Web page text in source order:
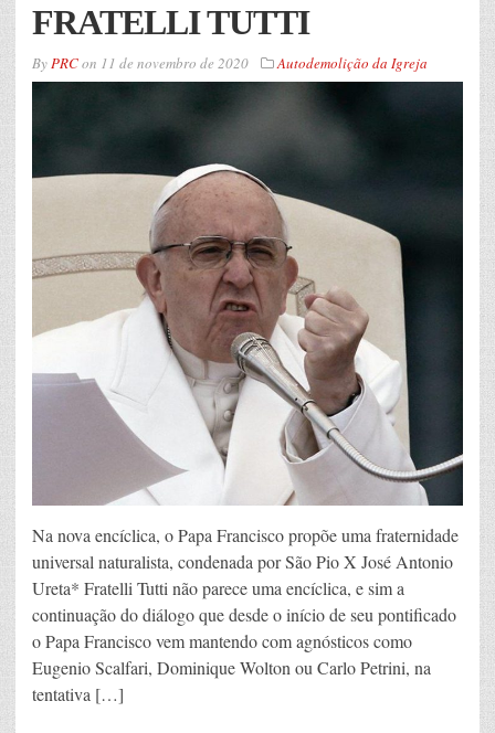
FRATELLI TUTTI
ByPRCon 11 de novembro de 2020 Autodemolição da Igreja
Na nova encíclica, o Papa Francisco propõe uma fraternidade
universal naturalista, condenada por São Pio X José Antonio
Ureta* Fratelli Tutti não parece uma encíclica, e sim a
continuação do diálogo que desde o início de seu pontificado
o Papa Francisco vem mantendo com agnósticos como
Eugenio Scalfari, Dominique Wolton ou Carlo Petrini, na
tentativa […]